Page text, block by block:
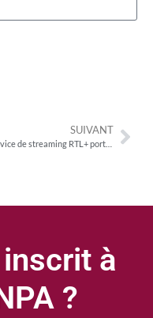
SUIVANT
Le service de streaming RTL+ porté par l’accord de distribution exclusif avec Deutsche Telekom
à
?